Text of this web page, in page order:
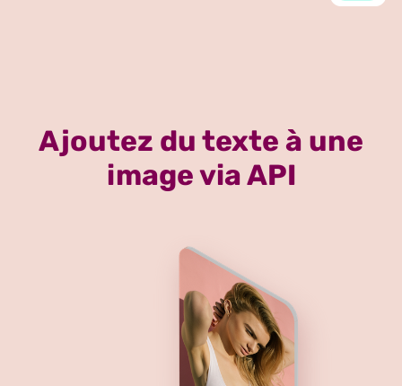
Ajoutez du texte à une
image via API